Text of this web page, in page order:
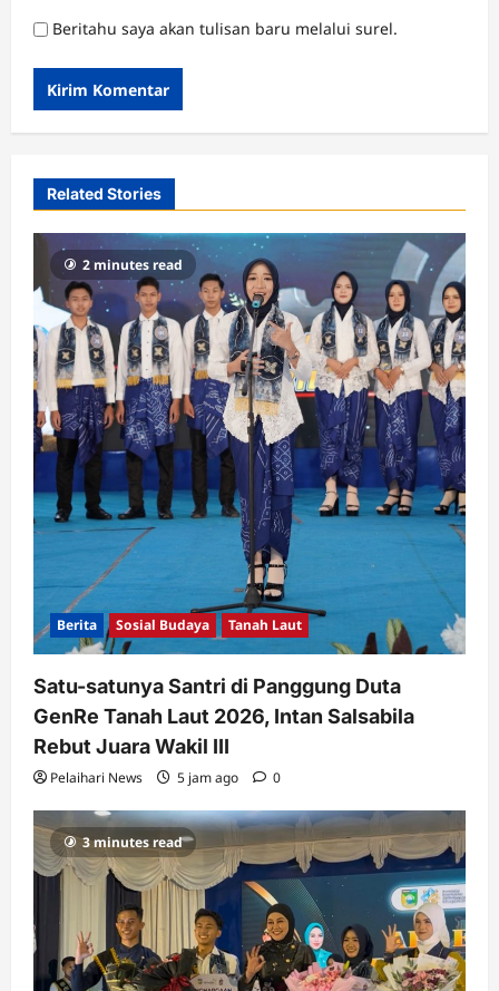
Beritahu saya akan tulisan baru melalui surel.
Related Stories
2 minutes read
Berita Sosial Budaya Tanah Laut
Satu-satunya Santri di Panggung Duta
GenRe Tanah Laut 2026, Intan Salsabila
Rebut Juara Wakil III
Pelaihari News 5 jam ago 0
3 minutes read